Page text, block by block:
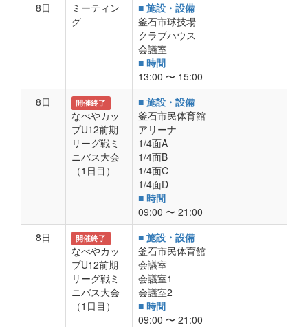
8日
ミーティン
グ
■ 施設・設備
釜石市球技場
クラブハウス
会議室
■ 時間
13:00 〜 15:00
8日
開催終了
なべやカッ
プU12前期
リーグ戦ミ
ニバス大会
（1日目）
■ 施設・設備
釜石市民体育館
アリーナ
1/4面A
1/4面B
1/4面C
1/4面D
■ 時間
09:00 〜 21:00
8日
開催終了
なべやカッ
プU12前期
リーグ戦ミ
ニバス大会
（1日目）
■ 施設・設備
釜石市民体育館
会議室
会議室1
会議室2
■ 時間
09:00 〜 21:00